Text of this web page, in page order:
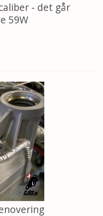
- det går
59W